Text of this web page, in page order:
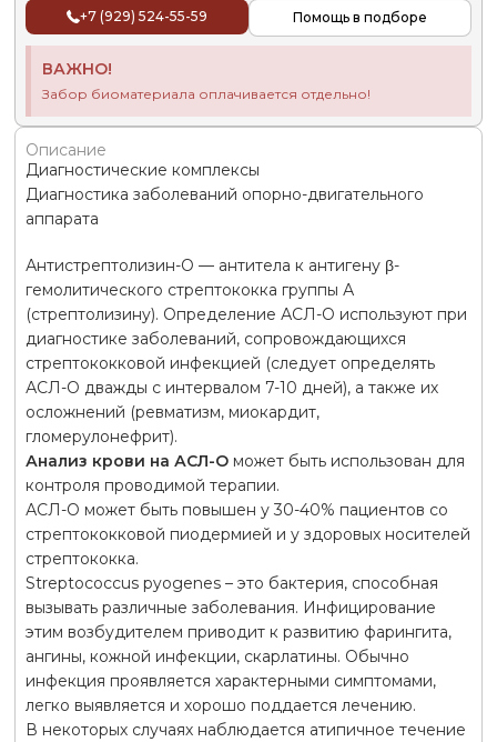
+7 (929) 524-55-59 Помощь в подборе
ВАЖНО!
Забор биоматериала оплачивается отдельно!
Описание
Диагностические комплексы
Диагностика заболеваний опорно-двигательного
аппарата
Антистрептолизин-O — антитела к антигену β-
гемолитического стрептококка группы А
(стрептолизину). Определение АСЛ-О используют при
диагностике заболеваний, сопровождающихся
стрептококковой инфекцией (следует определять
АСЛ-О дважды с интервалом 7-10 дней), а также их
осложнений (ревматизм, миокардит,
гломерулонефрит).
Анализ крови на АСЛ-Оможет быть использован для
контроля проводимой терапии.
АСЛ-О может быть повышен у 30-40% пациентов со
стрептококковой пиодермией и у здоровых носителей
стрептококка.
Streptococcus pyogenes – это бактерия, способная
вызывать различные заболевания. Инфицирование
этим возбудителем приводит к развитию фарингита,
ангины, кожной инфекции, скарлатины. Обычно
инфекция проявляется характерными симптомами,
легко выявляется и хорошо поддается лечению.
В некоторых случаях наблюдается атипичное течение